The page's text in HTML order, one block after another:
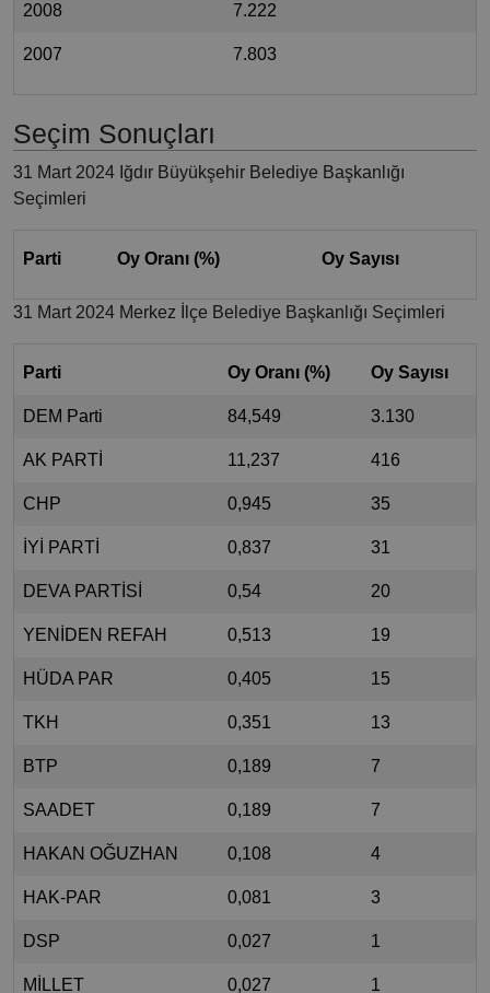
2008 7.222
2007 7.803
Seçim Sonuçları
31 Mart 2024 Iğdır Büyükşehir Belediye Başkanlığı
Seçimleri
Parti Oy Oranı (%) Oy Sayısı
31 Mart 2024 Merkez İlçe Belediye Başkanlığı Seçimleri
Parti Oy Oranı (%) Oy Sayısı
DEM Parti 84,549 3.130
AK PARTİ 11,237 416
CHP 0,945 35
İYİ PARTİ 0,837 31
DEVA PARTİSİ 0,54 20
YENİDEN REFAH 0,513 19
HÜDA PAR 0,405 15
TKH 0,351 13
BTP 0,189 7
SAADET 0,189 7
HAKAN OĞUZHAN 0,108 4
HAK-PAR 0,081 3
DSP 0,027 1
MİLLET 0,027 1